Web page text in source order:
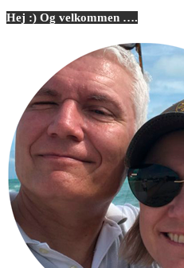
Hej :) Og velkommen ….